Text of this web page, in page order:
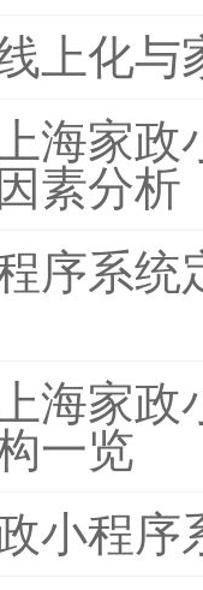
上化与
海家政
素分析
序系
海家政
一览
小程序